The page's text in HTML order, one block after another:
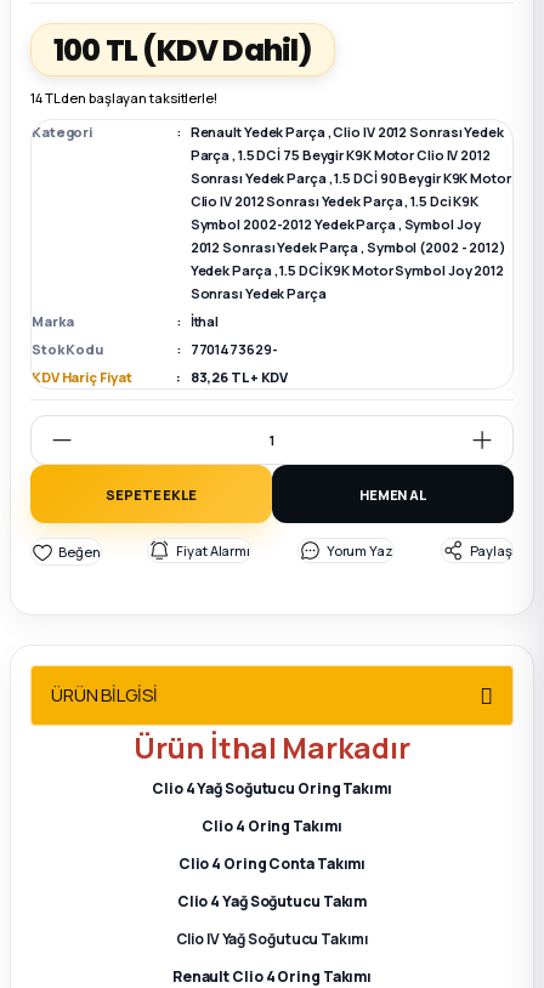
Parça
Megane E-TECH Yedek Parça
Sedan
Parça 100 TL(KDV Dahil)
14 TL den başlayan taksitlerle!
Kategori
Renault Yedek Parça,Clio IV 2012 Sonrası Yedek
Parça,1.5 DCİ 75 Beygir K9K Motor Clio IV 2012
Sonrası Yedek Parça,1.5 DCİ 90 Beygir K9K Motor
Clio IV 2012 Sonrası Yedek Parça,1.5 Dci K9K
Symbol 2002-2012 Yedek Parça,Symbol Joy
2012 Sonrası Yedek Parça,Symbol (2002 - 2012)
Yedek Parça,1.5 DCİ K9K Motor Symbol Joy 2012
Sonrası Yedek Parça
Marka
İthal
Stok Kodu
7701473629-
KDV Hariç Fiyat
83,26 TL + KDV
SEPETE EKLE HEMEN AL
Fiyat Alarmı Yorum Yaz Paylaş
ÜRÜN BİLGİSİ
Ürün İthal Markadır
Clio 4 Yağ Soğutucu Oring Takımı
Clio 4 Oring Takımı
Clio 4 Oring Conta Takımı
Clio 4 Yağ Soğutucu Takım
Clio IV Yağ Soğutucu Takımı
Renault Clio 4 Oring Takımı